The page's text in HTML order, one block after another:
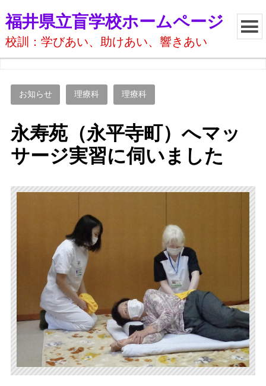
福井県立盲学校ホームページ
校訓：学びあい、助けあい、響きあい
お知らせ 理療科 理療科
永寿苑（永平寺町）へマッ
サージ実習に伺いました